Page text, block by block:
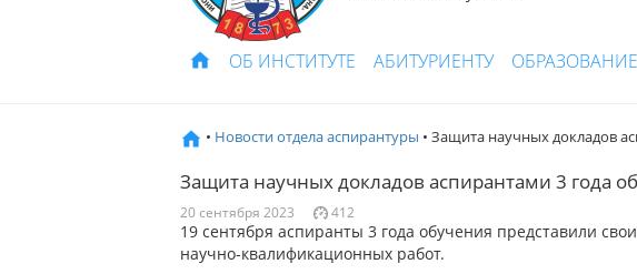
ОБ ИНСТИТУТЕ АБИТУРИЕНТУ ОБРАЗОВАНИЕ
• Новости отдела аспирантуры • Защита научных докладов
Защита научных докладов аспирантами 3 года
20 сентября 2023 412
19 сентября аспиранты 3 года обучения представили
научно-квалификационных работ.